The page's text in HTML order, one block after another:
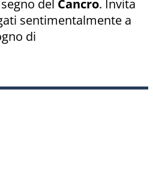
del Cancro. Invita
sentimentalmente a
di